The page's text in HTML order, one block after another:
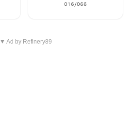
016/066
▼ Ad by Refinery89